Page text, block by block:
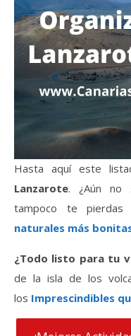
Hasta aquí este
Lanzarote. ¿Aún no
tampoco te
naturales más
¿Todo listo para tu
de la isla de los
los Imprescindibles